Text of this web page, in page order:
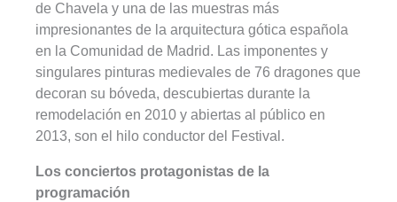
de Chavela y una de las muestras más
impresionantes de la arquitectura gótica española
en la Comunidad de Madrid. Las imponentes y
singulares pinturas medievales de 76 dragones que
decoran su bóveda, descubiertas durante la
remodelación en 2010 y abiertas al público en
2013, son el hilo conductor del Festival.
Los conciertos protagonistas de la
programación